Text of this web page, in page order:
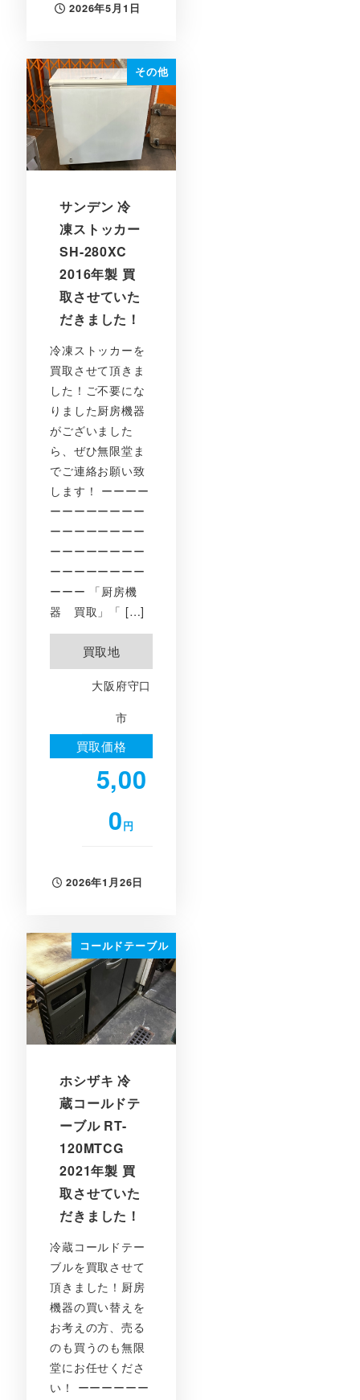
投稿日
2026年5月1日
その他
サンデン 冷
凍ストッカー
SH-280XC
2016年製 買
取させていた
だきました！
冷凍ストッカーを
買取させて頂きま
した！ご不要にな
りました厨房機器
がございました
ら、ぜひ無限堂ま
でご連絡お願い致
します！ ーーーー
ーーーーーーーー
ーーーーーーーー
ーーーーーーーー
ーーーーーーーー
ーーー 「厨房機
器 買取」「 […]
買取地
大阪府守口
市
買取価格
5,00
0円
投稿日
2026年1月26日
コールドテーブル
ホシザキ 冷
蔵コールドテ
ーブル RT-
120MTCG
2021年製 買
取させていた
だきました！
冷蔵コールドテー
ブルを買取させて
頂きました！厨房
機器の買い替えを
お考えの方、売る
のも買うのも無限
堂にお任せくださ
い！ ーーーーーー